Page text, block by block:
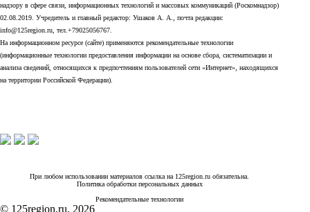
надзору в сфере связи, информационных технологий и массовых коммуникаций (Роскомнадзор)
02.08.2019. Учредитель и главный редактор: Ушаков А. А., почта редакции:
info@125region.ru, тел.+79025056767.
На информационном ресурсе (сайте) применяются рекомендательные технологии
(информационные технологии предоставления информации на основе сбора, систематизации и
анализа сведений, относящихся к предпочтениям пользователей сети «Интернет», находящихся
на территории Российской Федерации).
При любом использовании материалов ссылка на 125region.ru обязательна.
Политика обработки персональных данных
Рекомендательные технологии
© 125region.ru, 2026